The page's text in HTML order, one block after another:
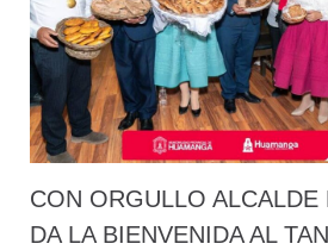
CON ORGULLO ALCALDE
DA LA BIENVENIDA AL